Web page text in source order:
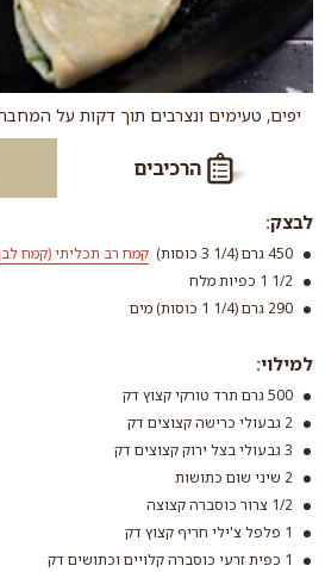
יפים, טעימים ונצרבים תוך דקות על
הרכיבים
לבצק:
450 גרם (1/4 3 כוסות) קמח רב תכליתי (קמח
1/2 1 כפיות מלח
290 גרם (1/4 1 כוסות) מים
למילוי:
500 גרם תרד טורקי קצוץ דק
2 גבעולי כרישה קצוצים דק
3 גבעולי בצל ירוק קצוצים דק
2 שיני שום כתושות
1/2 צרור כוסברה קצוצה
1 פלפל צ'ילי חריף קצוץ דק
1 כפית זרעי כוסברה קלויים וכתושים דק